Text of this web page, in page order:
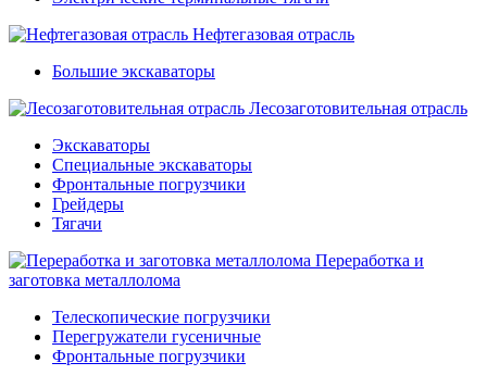
Нефтегазовая отрасль
Большие экскаваторы
Лесозаготовительная отрасль
Экскаваторы
Специальные экскаваторы
Фронтальные погрузчики
Грейдеры
Тягачи
Переработка и
заготовка металлолома
Телескопические погрузчики
Перегружатели гусеничные
Фронтальные погрузчики